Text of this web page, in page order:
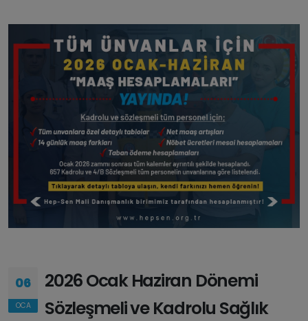
06
OCA
2026 Ocak Haziran Dönemi
Sözleşmeli ve Kadrolu Sağlık